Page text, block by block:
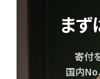
まず
寄付
国内